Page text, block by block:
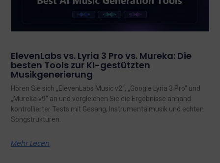
ElevenLabs vs. Lyria 3 Pro vs. Mureka: Die
besten Tools zur KI-gestützten
Musikgenerierung
Hören Sie sich „ElevenLabs Music v2“, „Google Lyria 3 Pro“ und
„Mureka v9“ an und vergleichen Sie die Ergebnisse anhand
kontrollierter Tests mit Gesang, Instrumentalmusik und echten
Songstrukturen.
Mehr Lesen